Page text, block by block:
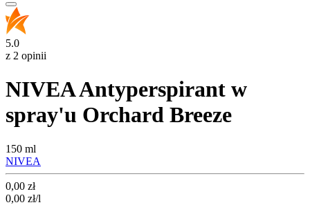
5.0
z 2 opinii
NIVEA Antyperspirant w
spray'u Orchard Breeze
150 ml
NIVEA
Cena
0,00 zł
0,00 zł/l